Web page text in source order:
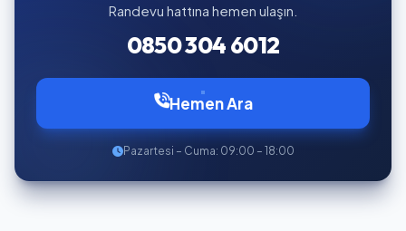
Randevu hattına hemen ulaşın.
0850 304 6012
Hemen Ara
Pazartesi – Cuma: 09:00 – 18:00